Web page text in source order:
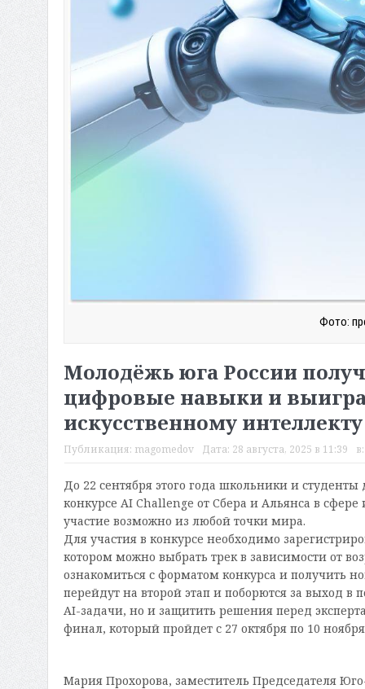
Фото:
Молодёжь юга России
цифровые навыки и
искусственному
Публикация: magomedov Дата: 28 августа, 2025 в 11:39
До 22 сентября этого года школьники и
конкурсе AI Challenge от Сбера и Альянса в
участие возможно из любой точки мира.
Для участия в конкурсе необходимо
котором можно выбрать трек в зависимости от
ознакомиться с форматом конкурса и получить
перейдут на второй этап и поборются за выход
AI-задачи, но и защитить решения перед
финал, который пройдет с 27 октября по 10
Мария Прохорова, заместитель Председателя